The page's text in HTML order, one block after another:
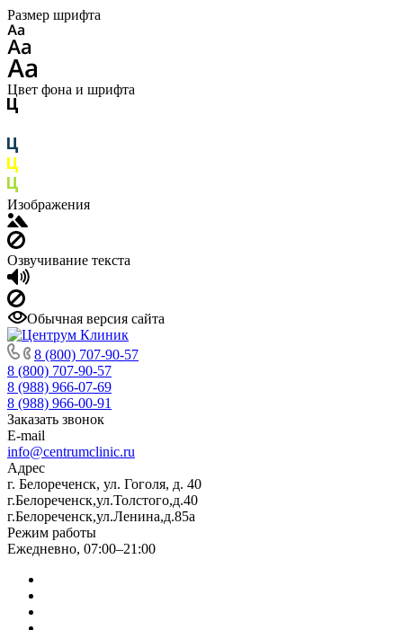
Размер шрифта
Цвет фона и шрифта
Изображения
Озвучивание текста
Обычная версия сайта
8 (800) 707-90-57
8 (800) 707-90-57
8 (988) 966-07-69
8 (988) 966-00-91
Заказать звонок
E-mail
info@centrumclinic.ru
Адрес
г. Белореченск, ул. Гоголя, д. 40
г.Белореченск,ул.Толстого,д.40
г.Белореченск,ул.Ленина,д.85а
Режим работы
Ежедневно, 07:00–21:00